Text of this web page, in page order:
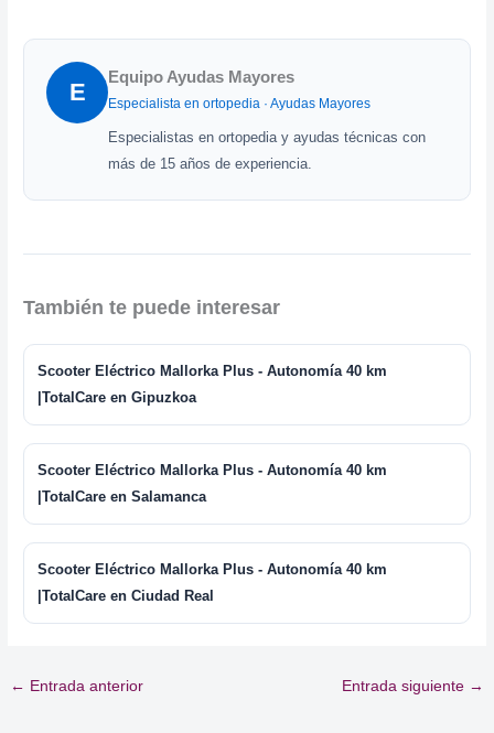
E
Equipo Ayudas Mayores
Especialista en ortopedia · Ayudas Mayores
Especialistas en ortopedia y ayudas técnicas con
más de 15 años de experiencia.
También te puede interesar
Scooter Eléctrico Mallorka Plus - Autonomía 40 km
|TotalCare en Gipuzkoa
Scooter Eléctrico Mallorka Plus - Autonomía 40 km
|TotalCare en Salamanca
Scooter Eléctrico Mallorka Plus - Autonomía 40 km
|TotalCare en Ciudad Real
← Entrada anterior Entrada siguiente →